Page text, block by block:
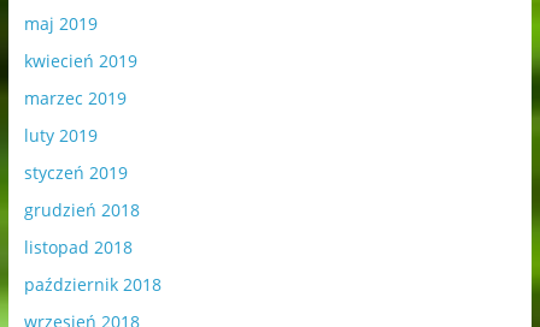
maj 2019
kwiecień 2019
marzec 2019
luty 2019
styczeń 2019
grudzień 2018
listopad 2018
październik 2018
wrzesień 2018